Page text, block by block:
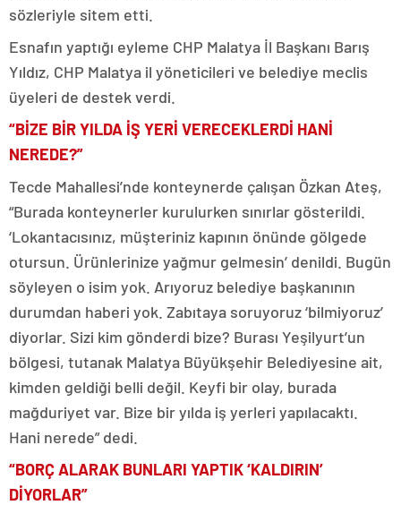
sözleriyle sitem etti.
Esnafın yaptığı eyleme CHP Malatya İl Başkanı Barış
Yıldız, CHP Malatya il yöneticileri ve belediye meclis
üyeleri de destek verdi.
“BİZE BİR YILDA İŞ YERİ VERECEKLERDİ HANİ
NEREDE?”
Tecde Mahallesi’nde konteynerde çalışan Özkan Ateş,
“Burada konteynerler kurulurken sınırlar gösterildi.
‘Lokantacısınız, müşteriniz kapının önünde gölgede
otursun. Ürünlerinize yağmur gelmesin’ denildi. Bugün
söyleyen o isim yok. Arıyoruz belediye başkanının
durumdan haberi yok. Zabıtaya soruyoruz ‘bilmiyoruz’
diyorlar. Sizi kim gönderdi bize? Burası Yeşilyurt’un
bölgesi, tutanak Malatya Büyükşehir Belediyesine ait,
kimden geldiği belli değil. Keyfi bir olay, burada
mağduriyet var. Bize bir yılda iş yerleri yapılacaktı.
Hani nerede” dedi.
“BORÇ ALARAK BUNLARI YAPTIK ‘KALDIRIN’
DİYORLAR”